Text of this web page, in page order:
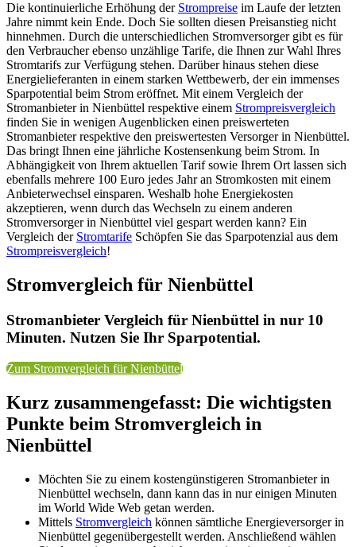
Die kontinuierliche Erhöhung der Strompreise im Laufe der letzten
Jahre nimmt kein Ende. Doch Sie sollten diesen Preisanstieg nicht
hinnehmen. Durch die unterschiedlichen Stromversorger gibt es für
den Verbraucher ebenso unzählige Tarife, die Ihnen zur Wahl Ihres
Stromtarifs zur Verfügung stehen. Darüber hinaus stehen diese
Energielieferanten in einem starken Wettbewerb, der ein immenses
Sparpotential beim Strom eröffnet. Mit einem Vergleich der
Stromanbieter in Nienbüttel respektive einem Strompreisvergleich
finden Sie in wenigen Augenblicken einen preiswerteten
Stromanbieter respektive den preiswertesten Versorger in Nienbüttel.
Das bringt Ihnen eine jährliche Kostensenkung beim Strom. In
Abhängigkeit von Ihrem aktuellen Tarif sowie Ihrem Ort lassen sich
ebenfalls mehrere 100 Euro jedes Jahr an Stromkosten mit einem
Anbieterwechsel einsparen. Weshalb hohe Energiekosten
akzeptieren, wenn durch das Wechseln zu einem anderen
Stromversorger in Nienbüttel viel gespart werden kann? Ein
Vergleich der Stromtarife Schöpfen Sie das Sparpotenzial aus dem
Strompreisvergleich!
Stromvergleich für Nienbüttel
Stromanbieter Vergleich für Nienbüttel in nur 10
Minuten. Nutzen Sie Ihr Sparpotential.
Zum Stromvergleich für Nienbüttel
Kurz zusammengefasst: Die wichtigsten
Punkte beim Stromvergleich in
Nienbüttel
Möchten Sie zu einem kostengünstigeren Stromanbieter in
Nienbüttel wechseln, dann kann das in nur einigen Minuten
im World Wide Web getan werden.
Mittels Stromvergleich können sämtliche Energieversorger in
Nienbüttel gegenübergestellt werden. Anschließend wählen